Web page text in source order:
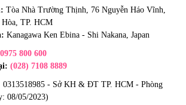
Tòa Nhà Trường Thịnh, 76 Nguyễn Háo Vĩnh,
TP. HCM
Kanagawa Ken Ebina - Shi Nakana, Japan
0975 800 600
(028) 7108 8889
0313518985 - Sở KH & ĐT TP. HCM - Phòng
08/05/2023)